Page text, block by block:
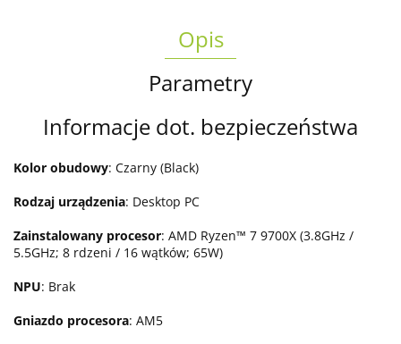
Opis
Parametry
Informacje dot. bezpieczeństwa
Kolor obudowy: Czarny (Black)
Rodzaj urządzenia: Desktop PC
Zainstalowany procesor: AMD Ryzen™ 7 9700X (3.8GHz /
5.5GHz; 8 rdzeni / 16 wątków; 65W)
NPU: Brak
Gniazdo procesora: AM5